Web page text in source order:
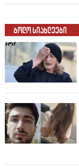
ბოლო სიახლეები